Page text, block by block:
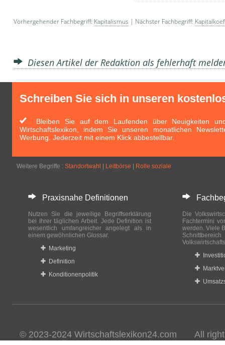
Vorhergehender Fachbegriff: Kapitalismus | Nächster Fachbegriff:
Diesen Artikel der Redaktion als fehlerhaft
Schreiben Sie sich in unseren
Bleiben Sie auf dem Laufenden über Neuigkeiten
Wirtschaftslexikon, indem Sie unseren monatlichen
Werbung. Jederzeit mit einem Klick abbestellbar.
Weitere Begriffe : Standortwahl Leitbörse Rolle soziale
Praxisnahe Definitionen
Nutzen Sie die jeweilige Begriffserklärung
bei Ihrer täglichen Arbeit. Jede Definition ist
wesentlich umfangreicher angelegt als in
einem gewöhnlichen Glossar.
Marketing
Definition
Konditionenpolitik
Die
Fachtermini
werden. Viele
© 2023-2024 Wirtschaftslexikon24.com All